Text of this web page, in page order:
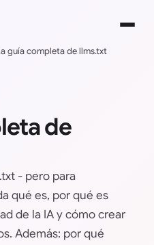
guía completa de llms.txt
de
- pero para
qué es, por qué es
de la IA y cómo crear
Además: por qué